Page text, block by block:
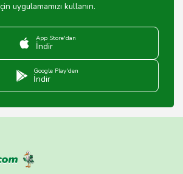
uygulamamızı kullanın.
App Store'dan
İndir
Google Play'den
İndir